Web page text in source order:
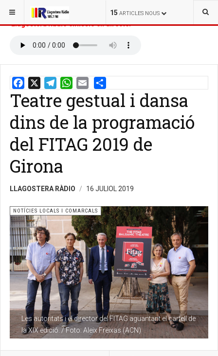
15 ARTICLES NOUS
ESTÀS AQUÍ: INICI
Llagostera Ràdio emissió en directe:
Share
Teatre gestual i dansa
dins de la programació
del FITAG 2019 de
Girona
LLAGOSTERA RÀDIO 16 JULIOL 2019
Les autoritats i el director del FITAG aguantant el cartell de
la XIX edició. / Foto: Aleix Freixas (ACN)
NOTÍCIES LOCALS I COMARCALS